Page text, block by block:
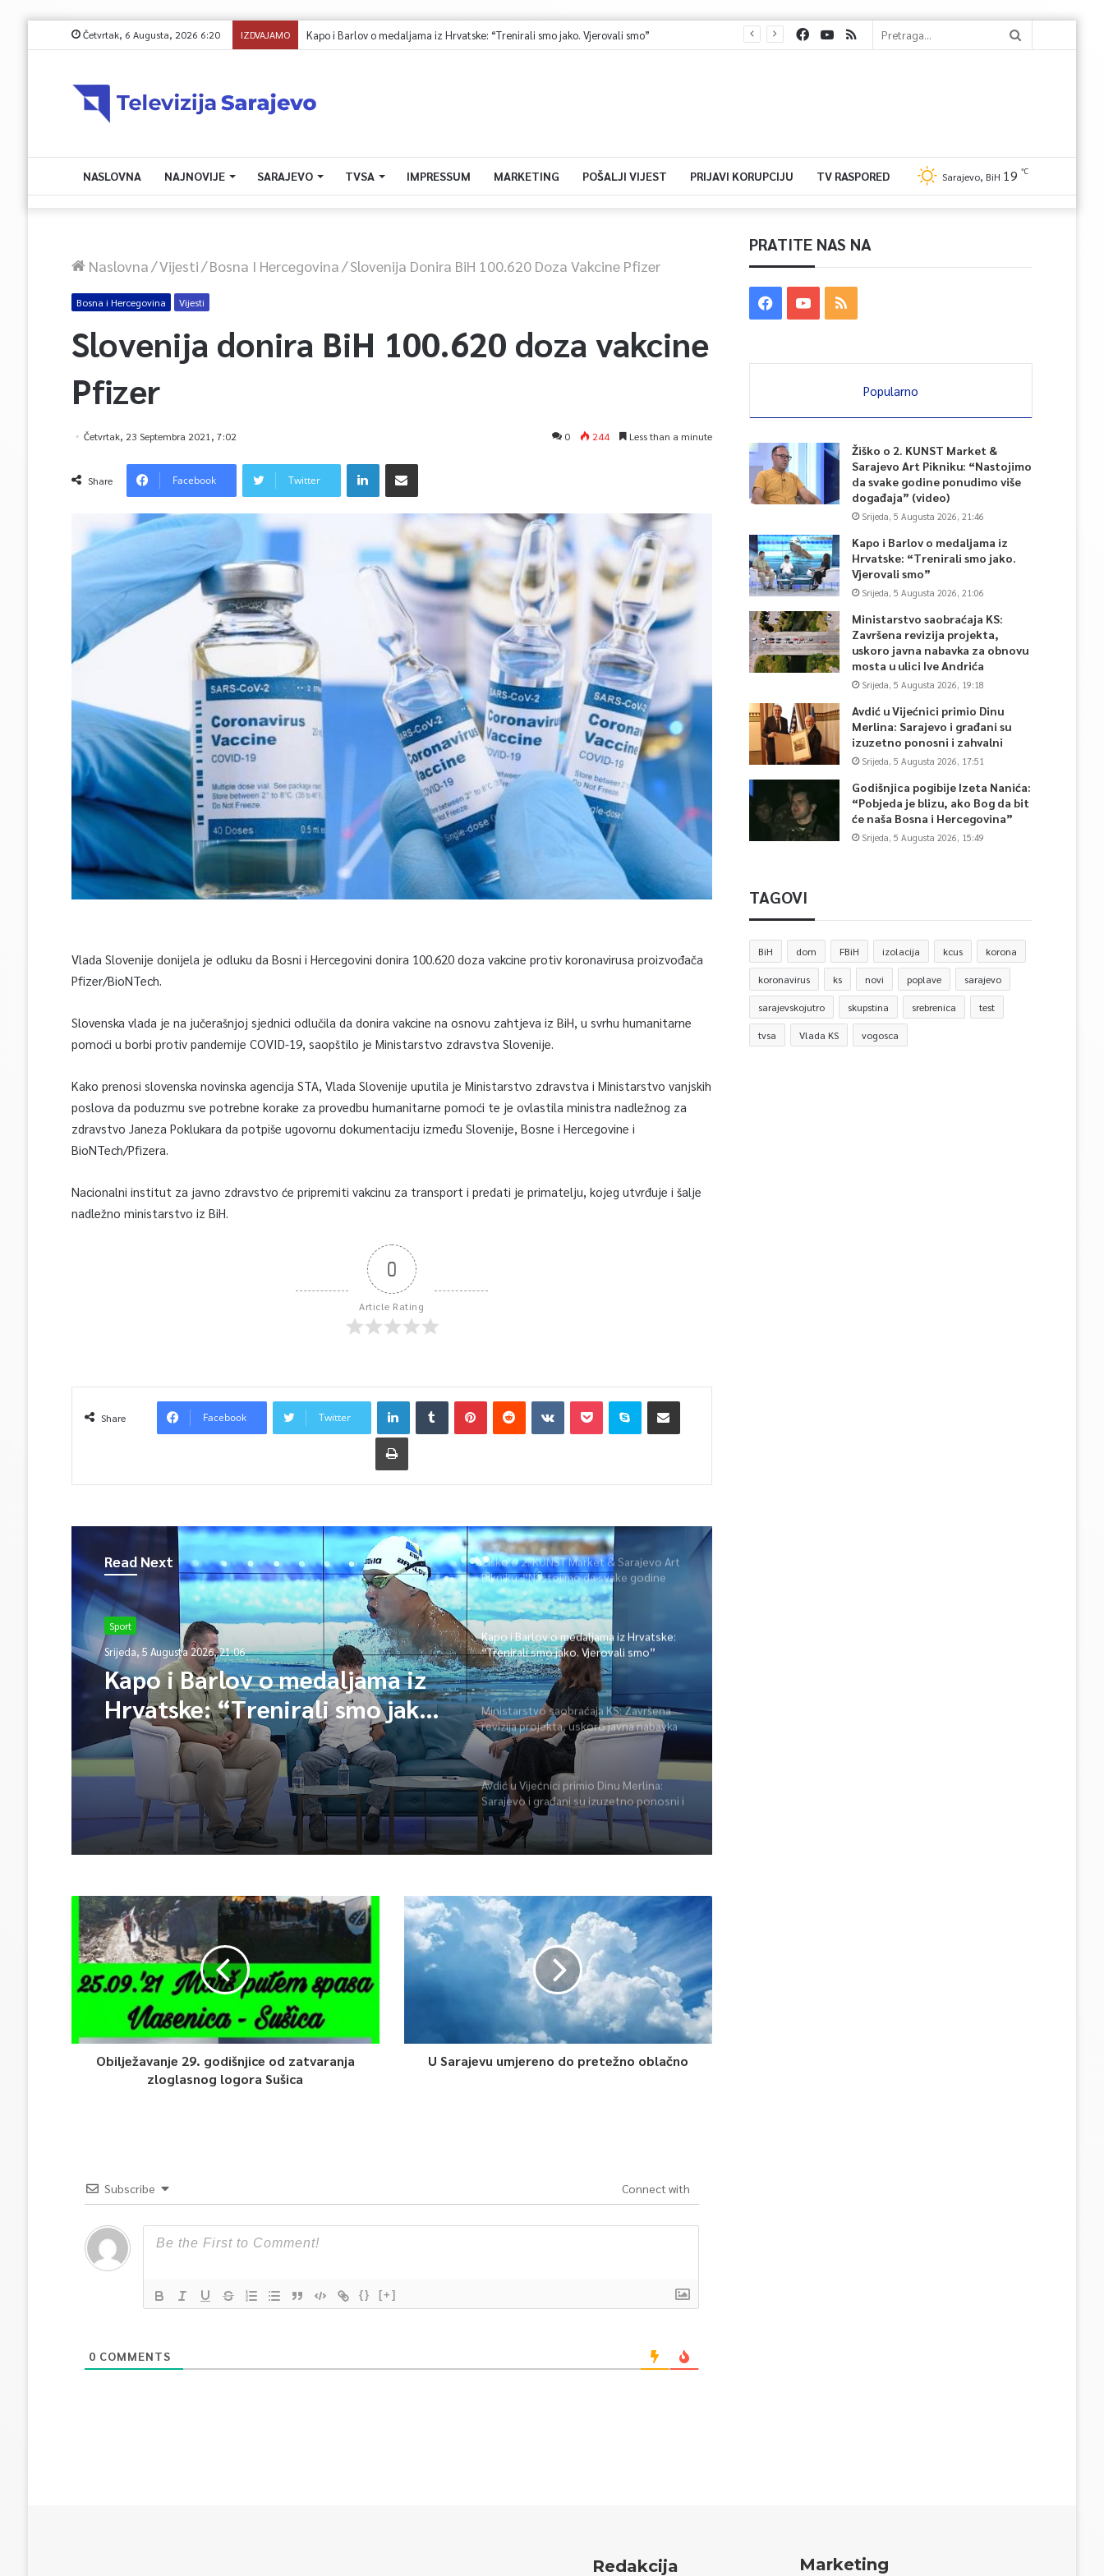
Četvrtak, 6 Augusta, 2026 6:20 IZDVAJAMO
NASLOVNA NAJNOVIJE SARAJEVO TVSA IMPRESSUM MARKETING POŠALJI VIJEST PRIJAVI KORUPCIJU TV RASPORED Sarajevo, BiH 19 ℃
Naslovna/Vijesti/Bosna I Hercegovina/Slovenija Donira BiH 100.620 Doza Vakcine Pfizer
Bosna i Hercegovina Vijesti
Slovenija donira BiH 100.620 doza vakcine
Pfizer
Četvrtak, 23 Septembra 2021, 7:02 0 244 Less than a minute
Share Facebook Twitter
Vlada Slovenije donijela je odluku da Bosni i Hercegovini donira 100.620 doza vakcine protiv koronavirusa proizvođača
Pfizer/BioNTech.
Slovenska vlada je na jučerašnjoj sjednici odlučila da donira vakcine na osnovu zahtjeva iz BiH, u svrhu humanitarne
pomoći u borbi protiv pandemije COVID-19, saopštilo je Ministarstvo zdravstva Slovenije.
Kako prenosi slovenska novinska agencija STA, Vlada Slovenije uputila je Ministarstvo zdravstva i Ministarstvo vanjskih
poslova da poduzmu sve potrebne korake za provedbu humanitarne pomoći te je ovlastila ministra nadležnog za
zdravstvo Janeza Poklukara da potpiše ugovornu dokumentaciju između Slovenije, Bosne i Hercegovine i
BioNTech/Pfizera.
Nacionalni institut za javno zdravstvo će pripremiti vakcinu za transport i predati je primatelju, kojeg utvrđuje i šalje
nadležno ministarstvo iz BiH.
0
Article Rating
Share Facebook Twitter
Read Next
Sport
Srijeda, 5 Augusta 2026, 21:06
Kapo i Barlov o medaljama iz
Hrvatske: “Trenirali smo jako.
Vjerovali smo”
Žiško o 2. KUNST Market & Sarajevo Art
Pikniku: “Nastojimo da svake godine
ponudimo više događaja” (video)
Kapo i Barlov o medaljama iz Hrvatske:
“Trenirali smo jako. Vjerovali smo”
Ministarstvo saobraćaja KS: Završena
revizija projekta, uskoro javna nabavka
za obnovu mosta u ulici Ive Andrića
Avdić u Vijećnici primio Dinu Merlina:
Sarajevo i građani su izuzetno ponosni i
zahvalni
Obilježavanje 29. godišnjice od zatvaranja
zloglasnog logora Sušica
U Sarajevu umjereno do pretežno oblačno
Subscribe Connect with
{} [+]
0 COMMENTS
PRATITE NAS NA
Popularno
Žiško o 2. KUNST Market &
Sarajevo Art Pikniku: “Nastojimo
da svake godine ponudimo više
događaja” (video)
Srijeda, 5 Augusta 2026, 21:46
Kapo i Barlov o medaljama iz
Hrvatske: “Trenirali smo jako.
Vjerovali smo”
Srijeda, 5 Augusta 2026, 21:06
Ministarstvo saobraćaja KS:
Završena revizija projekta,
uskoro javna nabavka za obnovu
mosta u ulici Ive Andrića
Srijeda, 5 Augusta 2026, 19:18
Avdić u Vijećnici primio Dinu
Merlina: Sarajevo i građani su
izuzetno ponosni i zahvalni
Srijeda, 5 Augusta 2026, 17:51
Godišnjica pogibije Izeta Nanića:
“Pobjeda je blizu, ako Bog da bit
će naša Bosna i Hercegovina”
Srijeda, 5 Augusta 2026, 15:49
TAGOVI
BiH dom FBiH izolacija kcus korona
koronavirus ks novi poplave sarajevo
sarajevskojutro skupstina srebrenica test
tvsa Vlada KS vogosca
Redakcija Marketing